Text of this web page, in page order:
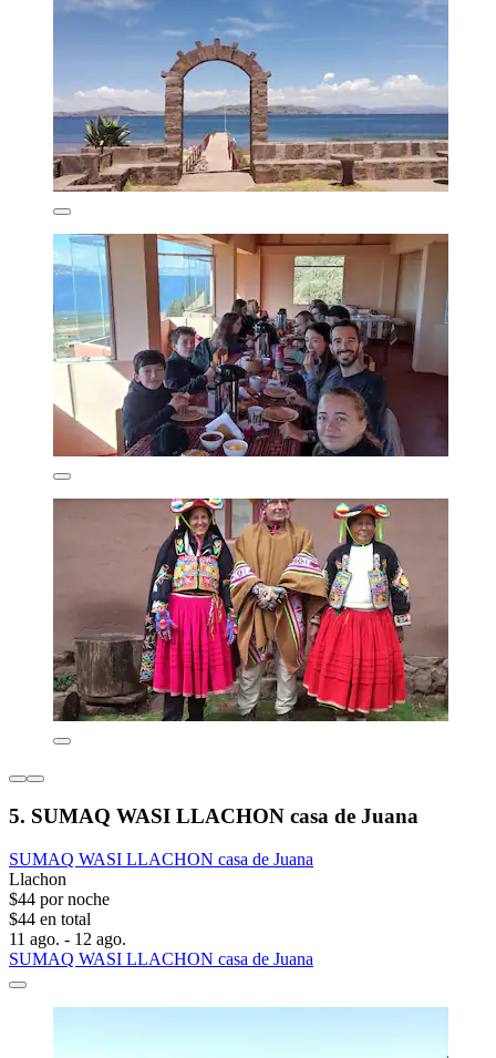
5. SUMAQ WASI LLACHON casa de Juana
SUMAQ WASI LLACHON casa de Juana
Llachon
$44 por noche
$44 en total
11 ago. - 12 ago.
SUMAQ WASI LLACHON casa de Juana